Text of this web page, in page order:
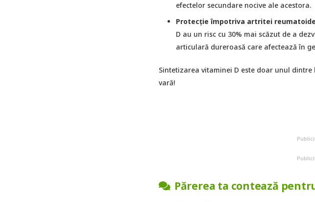
efectelor secundare nocive ale acestora.
Protecție împotriva artritei
D au un risc cu 30% mai scăzut de a
articulară dureroasă care afectează în
Sintetizarea vitaminei D este doar unul
vară!
Părerea ta contează